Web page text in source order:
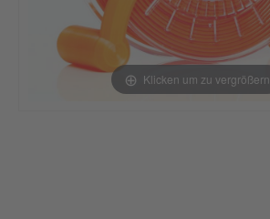
Klicken um zu vergrößern